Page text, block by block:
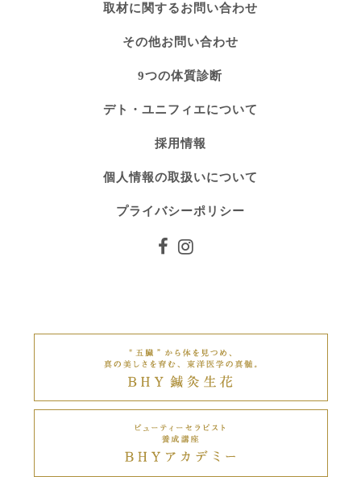
取材に関するお問い合わせ
その他お問い合わせ
9つの体質診断
デト・ユニフィエについて
採用情報
個人情報の取扱いについて
プライバシーポリシー